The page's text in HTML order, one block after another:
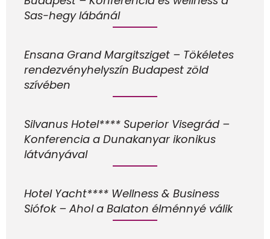
Sas-hegy lábánál
Ensana Grand Margitsziget – Tökéletes
rendezvényhelyszín Budapest zöld
szívében
Silvanus Hotel**** Superior Visegrád –
Konferencia a Dunakanyar ikonikus
látványával
Hotel Yacht**** Wellness & Business
Siófok – Ahol a Balaton élménnyé válik